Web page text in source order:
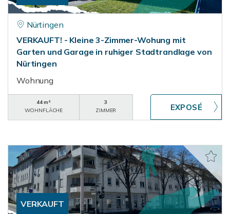
Nürtingen
VERKAUFT! - Kleine 3-Zimmer-Wohung mit
Garten und Garage in ruhiger Stadtrandlage von
Nürtingen
Wohnung
44 m²
WOHNFLÄCHE
3
ZIMMER
VERKAUFT